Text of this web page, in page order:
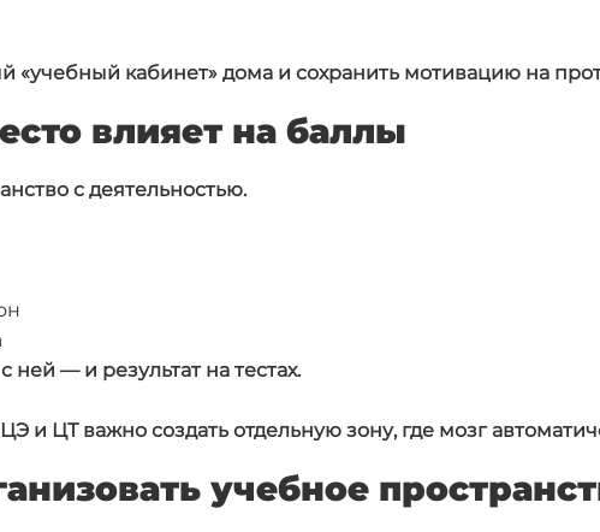
«учебный кабинет» дома и сохранить мотивацию на
влияет на баллы
с деятельностью.
ней — и результат на тестах.
и ЦТ важно создать отдельную зону, где мозг
учебное